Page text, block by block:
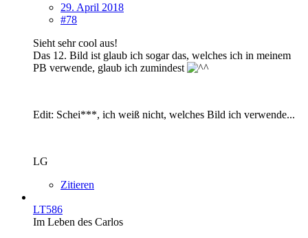
29. April 2018
#78
Sieht sehr cool aus!
Das 12. Bild ist glaub ich sogar das, welches ich in meinem
PB verwende, glaub ich zumindest
Edit: Schei***, ich weiß nicht, welches Bild ich verwende...
LG
Zitieren
LT586
Im Leben des Carlos